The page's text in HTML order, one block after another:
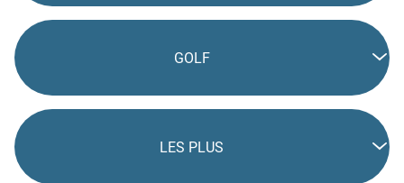
GOLF
LES PLUS